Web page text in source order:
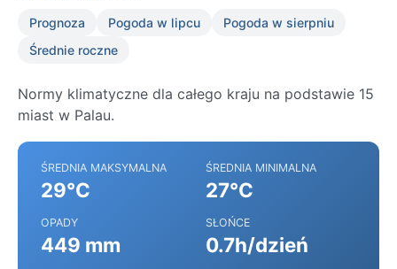
Prognoza Pogoda w lipcu
Pogoda w sierpniu
Średnie roczne
Normy klimatyczne dla całego kraju na podstawie 15
miast w Palau.
ŚREDNIA MAKSYMALNA
29°C
ŚREDNIA MINIMALNA
27°C
OPADY
449 mm
SŁOŃCE
0.7h/dzień